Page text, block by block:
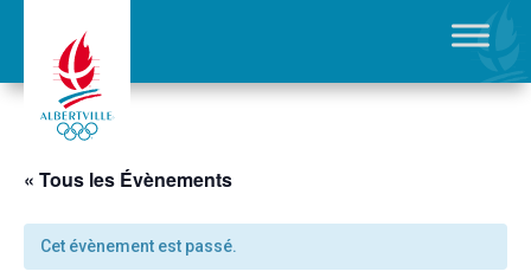
« Tous les Évènements
Cet évènement est passé.